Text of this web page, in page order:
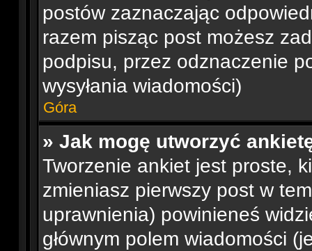
postów zaznaczając
razem pisząc post możesz
podpisu, przez odznaczenie
wysyłania wiadomości)
Góra
» Jak mogę utworzyć
Tworzenie ankiet jest proste,
zmieniasz pierwszy post w
uprawnienia) powinieneś
głównym polem wiadomości